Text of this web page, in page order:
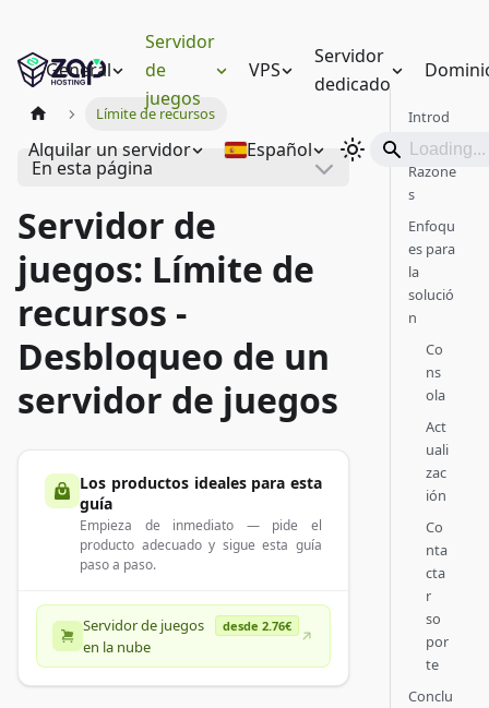
General
Servidor
de
juegos
VPS
Servidor
dedicado
Alquilar un servidor Español
Límite de recursos
En esta página
Servidor de
juegos: Límite de
recursos -
Desbloqueo de un
servidor de juegos
Los productos ideales para esta
guía
Empieza de inmediato — pide el
producto adecuado y sigue esta guía
paso a paso.
Servidor de juegos
en la nube
desde 2.76€
Introd
ucción
Razone
s
Enfoqu
es para
la
solució
n
Co
ns
ola
Act
uali
zac
ión
Co
nta
cta
r
so
por
te
Conclu